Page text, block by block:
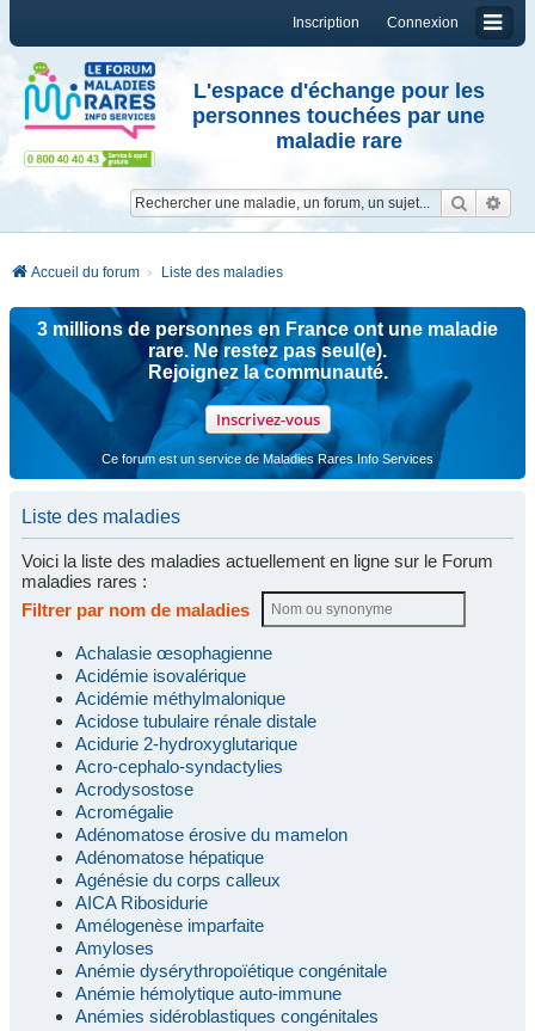
Connexion
Inscription
L'espace d'échange pour les
personnes touchées par une
maladie rare
Accueil du forum Liste des maladies
3 millions de personnes en France ont une maladie
rare. Ne restez pas seul(e).
Rejoignez la communauté.
Inscrivez-vous
Ce forum est un service de Maladies Rares Info Services
Liste des maladies
Voici la liste des maladies actuellement en ligne sur le Forum
maladies rares :
Filtrer par nom de maladies
Achalasie œsophagienne
Acidémie isovalérique
Acidémie méthylmalonique
Acidose tubulaire rénale distale
Acidurie 2-hydroxyglutarique
Acro-cephalo-syndactylies
Acrodysostose
Acromégalie
Adénomatose érosive du mamelon
Adénomatose hépatique
Agénésie du corps calleux
AICA Ribosidurie
Amélogenèse imparfaite
Amyloses
Anémie dysérythropoïétique congénitale
Anémie hémolytique auto-immune
Anémies sidéroblastiques congénitales